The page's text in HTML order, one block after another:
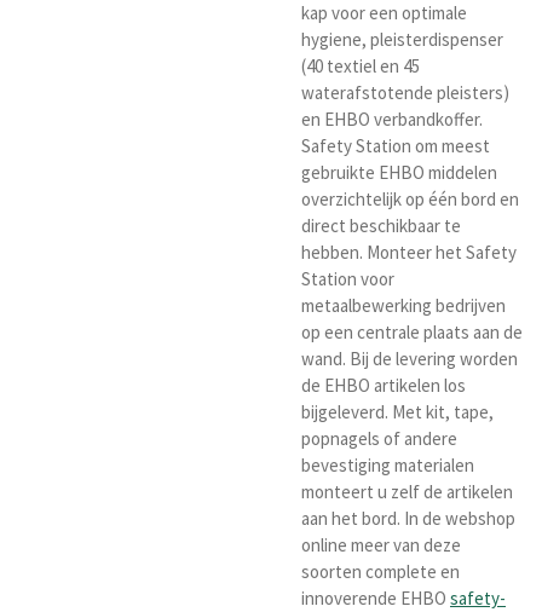
kap voor een optimale
hygiene, pleisterdispenser
(40 textiel en 45
waterafstotende pleisters)
en EHBO verbandkoffer.
Safety Station om meest
gebruikte EHBO middelen
overzichtelijk op één bord en
direct beschikbaar te
hebben. Monteer het Safety
Station voor
metaalbewerking bedrijven
op een centrale plaats aan de
wand. Bij de levering worden
de EHBO artikelen los
bijgeleverd. Met kit, tape,
popnagels of andere
bevestiging materialen
monteert u zelf de artikelen
aan het bord. In de webshop
online meer van deze
soorten complete en
innoverende EHBO safety-